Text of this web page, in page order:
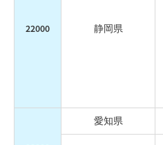
22000 静岡県
愛知県